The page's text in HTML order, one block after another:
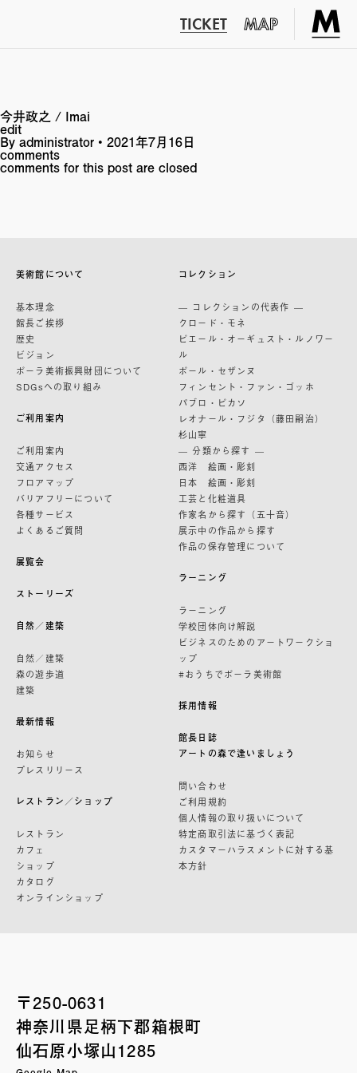
TICKET MAP
今井政之 / Imai
edit
By administrator • 2021年7月16日
comments
comments for this post are closed
美術館について
基本理念
館長ご挨拶
歴史
ビジョン
ポーラ美術振興財団について
SDGsへの取り組み
ご利用案内
ご利用案内
交通アクセス
フロアマップ
バリアフリーについて
各種サービス
よくあるご質問
展覧会
ストーリーズ
自然／建築
自然／建築
森の遊歩道
建築
最新情報
お知らせ
プレスリリース
レストラン／ショップ
レストラン
カフェ
ショップ
カタログ
オンラインショップ
コレクション
— コレクションの代表作 —
クロード・モネ
ピエール・オーギュスト・ルノワー
ル
ポール・セザンヌ
フィンセント・ファン・ゴッホ
パブロ・ピカソ
レオナール・フジタ（藤田嗣治）
杉山寧
— 分類から探す —
西洋 絵画・彫刻
日本 絵画・彫刻
工芸と化粧道具
作家名から探す（五十音）
展示中の作品から探す
作品の保存管理について
ラーニング
ラーニング
学校団体向け解説
ビジネスのためのアートワークショ
ップ
#おうちでポーラ美術館
採用情報
館長日誌
アートの森で逢いましょう
問い合わせ
ご利用規約
個人情報の取り扱いについて
特定商取引法に基づく表記
カスタマーハラスメントに対する基
本方針
〒250-0631
神奈川県足柄下郡箱根町
仙石原小塚山1285